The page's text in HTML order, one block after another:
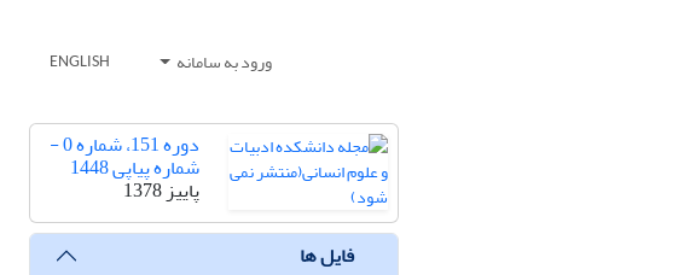
ورود به سامانه ENGLISH
دوره 151، شماره 0 -
شماره پیاپی 1448
پاییز 1378
فایل ها